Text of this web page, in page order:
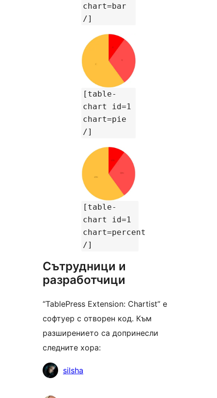
chart=bar
/]
[table-
chart id=1
chart=pie
/]
[table-
chart id=1
chart=percent
/]
Сътрудници и
разработчици
“TablePress Extension: Chartist” е
софтуер с отворен код. Към
разширението са допринесли
следните хора:
Сътрудници
silsha